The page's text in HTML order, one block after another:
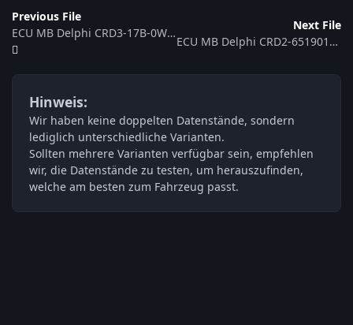
Previous File
ECU MB Delphi CRD3-17B-0WDAGAPP D671D11-910M-105kW-3Q1SLVNT-EU6c III OPS WLTC-EF-DS006 ME191200
Next File
ECU MB Delphi CRD2-6519019400 6519032520
Hinweis:
Wir haben keine doppelten Datenstände, sondern
lediglich unterschiedliche Varianten.
Sollten mehrere Varianten verfügbar sein, empfehlen
wir, die Datenstände zu testen, um herauszufinden,
welche am besten zum Fahrzeug passt.